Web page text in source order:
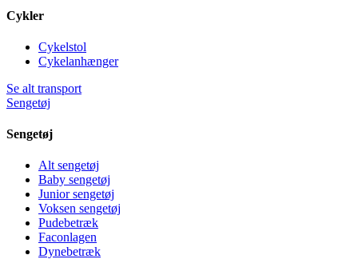
Cykler
Cykelstol
Cykelanhænger
Se alt transport
Sengetøj
Sengetøj
Alt sengetøj
Baby sengetøj
Junior sengetøj
Voksen sengetøj
Pudebetræk
Faconlagen
Dynebetræk